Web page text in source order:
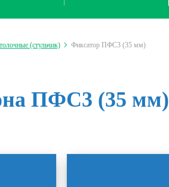
(стульчик) Фиксатор ПФС3 (35 мм)
ПФС3 (35 мм)